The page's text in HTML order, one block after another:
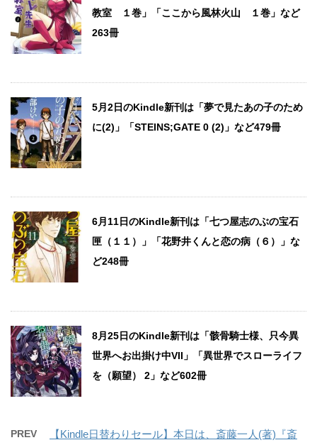
教室 １巻」「ここから風林火山 １巻」など
263冊
5月2日のKindle新刊は「夢で見たあの子のため
に(2)」「STEINS;GATE 0 (2)」など479冊
6月11日のKindle新刊は「七つ屋志のぶの宝石
匣（１１）」「花野井くんと恋の病（６）」な
ど248冊
8月25日のKindle新刊は「骸骨騎士様、只今異
世界へお出掛け中VII」「異世界でスローライフ
を（願望） 2」など602冊
PREV
【Kindle日替わりセール】本日は、斎藤一人(著)『斎